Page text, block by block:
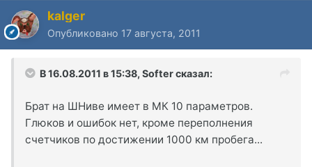
kalger
Опубликовано 17 августа, 2011
В 16.08.2011 в 15:38, Softer сказал:
Брат на ШНиве имеет в МК 10 параметров.
Глюков и ошибок нет, кроме переполнения
счетчиков по достижении 1000 км пробега...